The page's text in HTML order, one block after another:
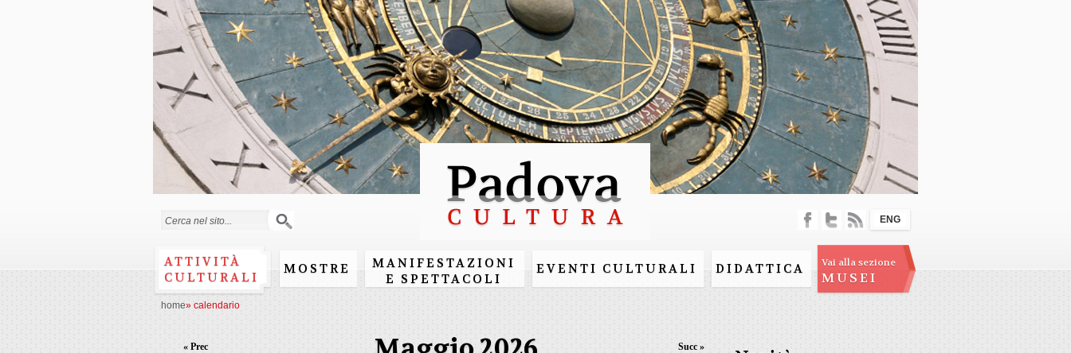
Salta al
contenuto
principale
Form di ricerca
ATTIVITÀ
CULTURALI
MOSTRE
MANIFESTAZIONI
E SPETTACOLI
EVENTI CULTURALI DIDATTICA Vai alla sezione
MUSEI
ENG
home» calendario
« Prec Succ »